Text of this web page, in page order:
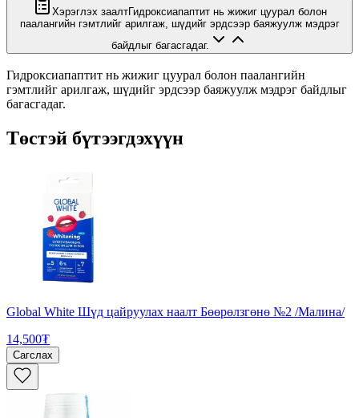
Хэрэглэх заалтГидроксиапаптит нь жижиг цуурал болон
паалангийн гэмтлийг арилгаж, шүдийг эрдсээр баяжуулж мэдрэг
байдлыг багасгадаг.
Гидроксиапаптит нь жижиг цуурал болон паалангийн
гэмтлийг арилгаж, шүдийг эрдсээр баяжуулж мэдрэг байдлыг
багасгадаг.
Төстэй бүтээгдэхүүн
Global White Шүд цайруулах наалт Бөөрөлзгөнө №2 /Малина/
14,500₮
Сагслах